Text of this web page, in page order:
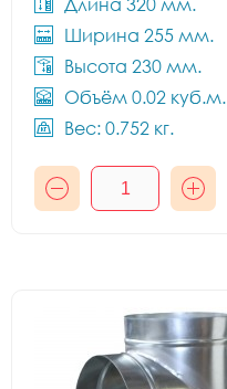
Длина 320 мм.
Ширина 255 мм.
Высота 230 мм.
Объём 0.02 куб.м.
Вес: 0.752 кг.